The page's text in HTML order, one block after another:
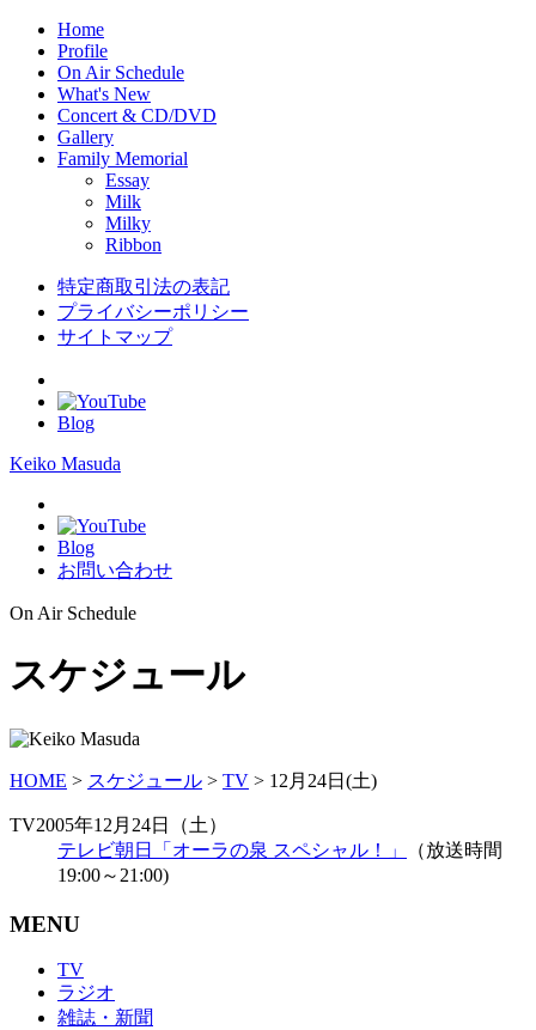
Home
Profile
On Air Schedule
What's New
Concert & CD/DVD
Gallery
Family Memorial
Essay
Milk
Milky
Ribbon
特定商取引法の表記
プライバシーポリシー
サイトマップ
Blog
Keiko Masuda
Blog
お問い合わせ
On Air Schedule
スケジュール
HOME > スケジュール > TV > 12月24日(土)
TV2005年12月24日（土）
テレビ朝日「オーラの泉 スペシャル！」
（放送時間
19:00～21:00)
MENU
TV
ラジオ
雑誌・新聞